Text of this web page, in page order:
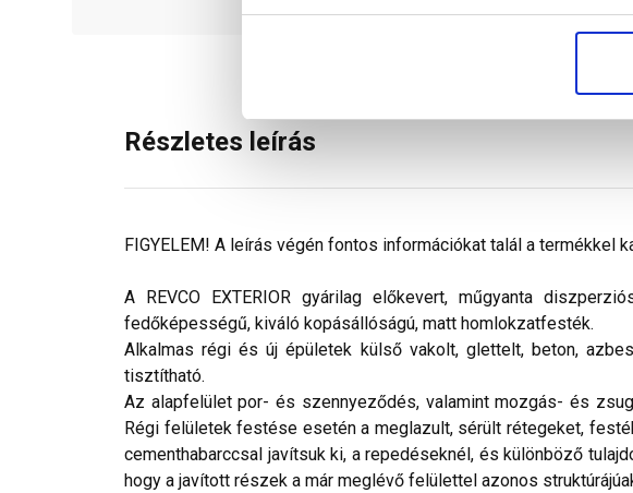
Részletes leírás
FIGYELEM! A leírás végén fontos információkat talál a termékkel
A REVCO EXTERIOR gyárilag előkevert, műgyanta
fedőképességű, kiváló kopásállóságú, matt homlokzatfesték.
Alkalmas régi és új épületek külső vakolt, glettelt, beton,
tisztítható.
Az alapfelület por- és szennyeződés, valamint mozgás- és
Régi felületek festése esetén a meglazult, sérült rétegeket,
cementhabarccsal javítsuk ki, a repedéseknél, és különböző
hogy a javított részek a már meglévő felülettel azonos